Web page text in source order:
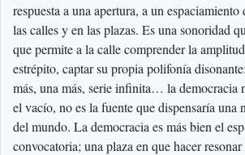
respuesta a una apertura, a un
las calles y en las plazas. Es una sonoridad
que permite a la calle comprender la
estrépito, captar su propia polifonía
más, una más, serie infinita… la democracia
el vacío, no es la fuente que dispensaría una
del mundo. La democracia es más bien el
convocatoria; una plaza en que hacer